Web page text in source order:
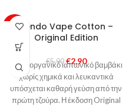
-51%Kendo Vape Cotton –
Original Edition
€5,90 €2,90
100% οργανικό ιαπωνικό βαμβάκι
χωρίς χημικά και λευκαντικά
υπόσχεται καθαρή γεύση από την
πρώτη τζούρα. Η έκδοση Original